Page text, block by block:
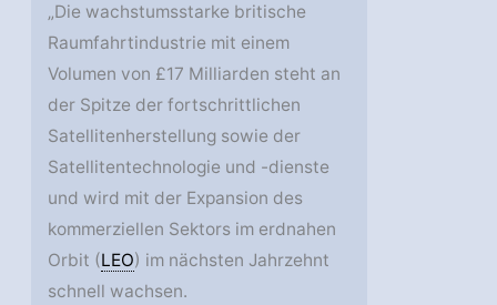
„Die wachstumsstarke britische
Raumfahrtindustrie mit einem
Volumen von £17 Milliarden steht an
der Spitze der fortschrittlichen
Satellitenherstellung sowie der
Satellitentechnologie und -dienste
und wird mit der Expansion des
kommerziellen Sektors im erdnahen
Orbit (LEO) im nächsten Jahrzehnt
schnell wachsen.